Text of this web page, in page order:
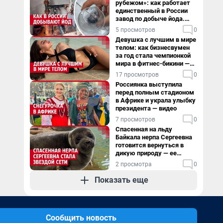
рубежом»: как работает
единственный в России
завод по добыче йода.
Видео
5 просмотров 0
Девушка с лучшим в мире
телом: как бизнесвумен
за год стала чемпионкой
мира в фитнес-бикини —
видео
17 просмотров 0
Россиянка выступила
перед полным стадионом
в Африке и украла улыбку
президента — видео
7 просмотров 0
Спасенная на льду
Байкала нерпа Сергеевна
готовится вернуться в
дикую природу — ее
видеоистория
2 просмотра 0
Показать еще
Сообщить новость